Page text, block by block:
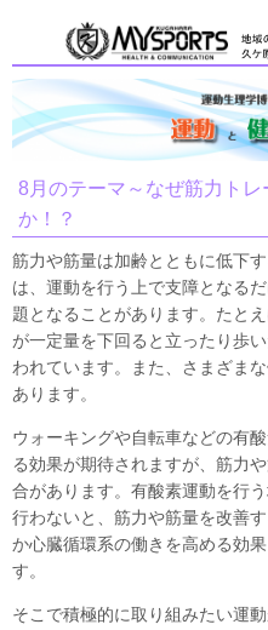
8月のテーマ～なぜ筋力ト
か！？
筋力や筋量は加齢とともに低下
は、運動を行う上で支障となる
題となることがあります。たと
が一定量を下回ると立ったり歩
われています。また、さまざま
あります。
ウォーキングや自転車などの有
る効果が期待されますが、筋力
合があります。有酸素運動を行
行わないと、筋力や筋量を改善
か心臓循環系の働きを高める効
す。
そこで積極的に取り組みたい運